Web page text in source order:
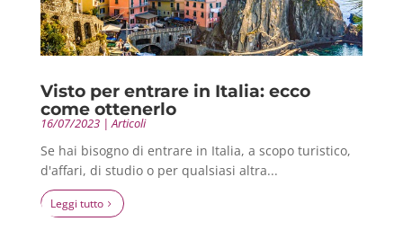
Visto per entrare in Italia: ecco
come ottenerlo
16/07/2023|Articoli
Se hai bisogno di entrare in Italia, a scopo turistico,
d'affari, di studio o per qualsiasi altra...
leggi tutto